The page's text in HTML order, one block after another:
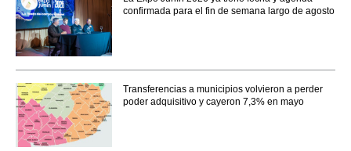
confirmada para el fin de semana largo de agosto
Transferencias a municipios volvieron a perder
poder adquisitivo y cayeron 7,3% en mayo